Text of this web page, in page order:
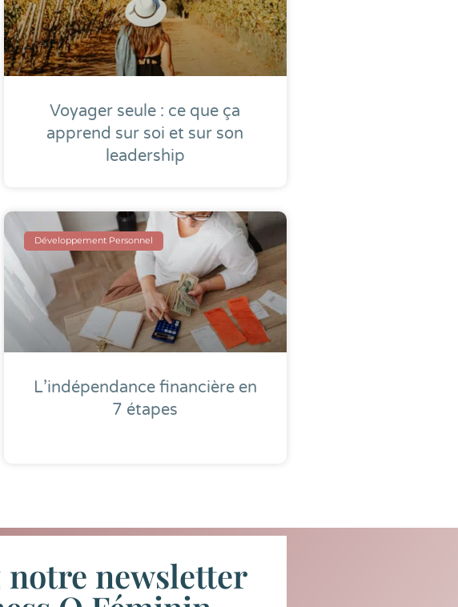
Voyager seule : ce que ça
apprend sur soi et sur son
leadership
Développement Personnel
L’indépendance financière en
7 étapes
notre newsletter